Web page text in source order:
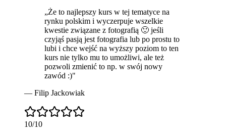
„Że to najlepszy kurs w tej tematyce na
rynku polskim i wyczerpuje wszelkie
kwestie związane z fotografią 🙂 jeśli
czyjąś pasją jest fotografia lub po prostu to
lubi i chce wejść na wyższy poziom to ten
kurs nie tylko mu to umożliwi, ale też
pozwoli zmienić to np. w swój nowy
zawód :)"
— Filip Jackowiak
10/10